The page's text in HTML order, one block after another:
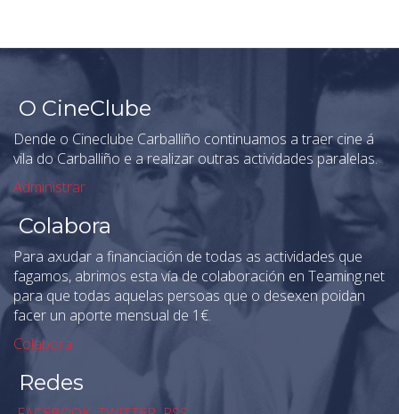
O CineClube
Dende o Cineclube Carballiño continuamos a traer cine á
vila do Carballiño e a realizar outras actividades paralelas.
Administrar
Colabora
Para axudar a financiación de todas as actividades que
fagamos, abrimos esta vía de colaboración en Teaming.net
para que todas aquelas persoas que o desexen poidan
facer un aporte mensual de 1€.
Colabora
Redes